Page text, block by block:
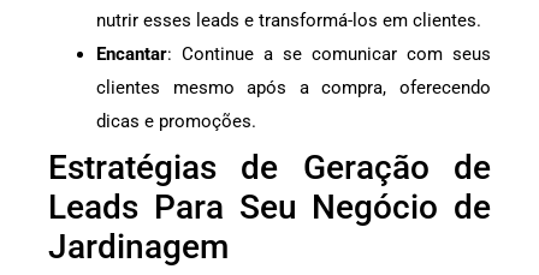
nutrir esses leads e transformá-los em clientes.
Encantar: Continue a se comunicar com seus
clientes mesmo após a compra, oferecendo
dicas e promoções.
Estratégias de Geração de
Leads Para Seu Negócio de
Jardinagem